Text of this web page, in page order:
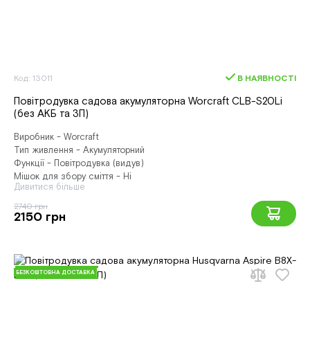
Код: 13011 В НАЯВНОСТІ
Повітродувка садова акумуляторна Worcraft CLB-S20Li
(без АКБ та ЗП)
Виробник - Worcraft
Тип живлення - Акумуляторний
Функції - Повітродувка (видув)
Мішок для збору сміття - Ні
Дивитися більше
2740 грн
2150 грн
БЕЗКОШТОВНА ДОСТАВКА